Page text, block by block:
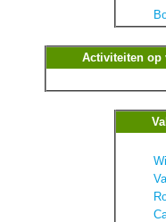
Activiteiten op